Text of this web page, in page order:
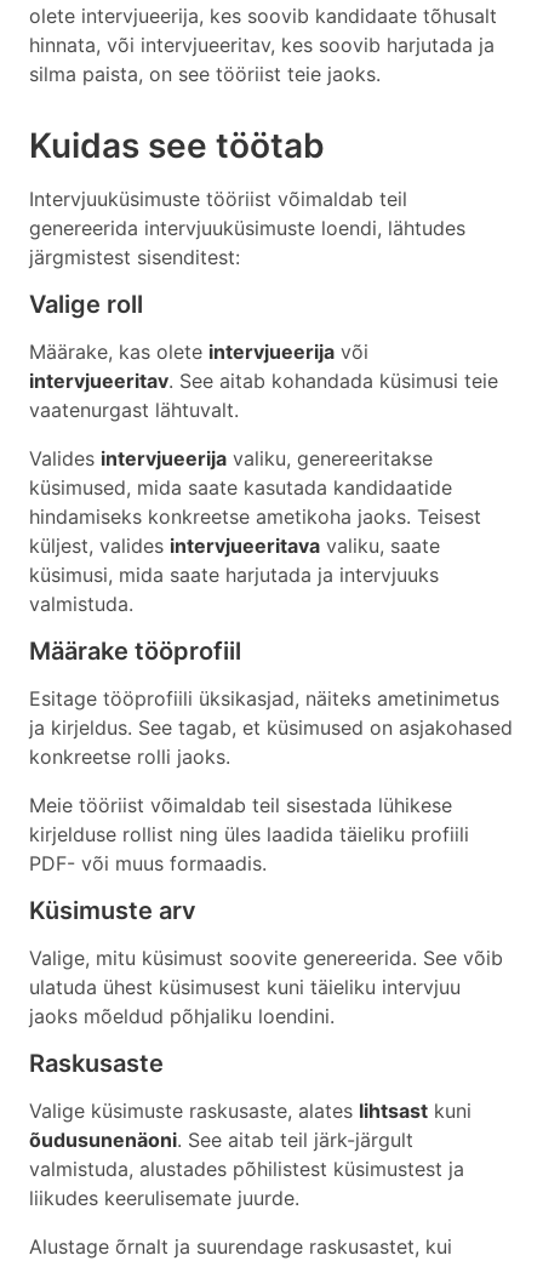
olete intervjueerija, kes soovib kandidaate tõhusalt
hinnata, või intervjueeritav, kes soovib harjutada ja
silma paista, on see tööriist teie jaoks.
Kuidas see töötab
Intervjuuküsimuste tööriist võimaldab teil
genereerida intervjuuküsimuste loendi, lähtudes
järgmistest sisenditest:
Valige roll
Määrake, kas olete intervjueerija või
intervjueeritav. See aitab kohandada küsimusi teie
vaatenurgast lähtuvalt.
Valides intervjueerija valiku, genereeritakse
küsimused, mida saate kasutada kandidaatide
hindamiseks konkreetse ametikoha jaoks. Teisest
küljest, valides intervjueeritava valiku, saate
küsimusi, mida saate harjutada ja intervjuuks
valmistuda.
Määrake tööprofiil
Esitage tööprofiili üksikasjad, näiteks ametinimetus
ja kirjeldus. See tagab, et küsimused on asjakohased
konkreetse rolli jaoks.
Meie tööriist võimaldab teil sisestada lühikese
kirjelduse rollist ning üles laadida täieliku profiili
PDF- või muus formaadis.
Küsimuste arv
Valige, mitu küsimust soovite genereerida. See võib
ulatuda ühest küsimusest kuni täieliku intervjuu
jaoks mõeldud põhjaliku loendini.
Raskusaste
Valige küsimuste raskusaste, alates lihtsast kuni
õudusunenäoni. See aitab teil järk-järgult
valmistuda, alustades põhilistest küsimustest ja
liikudes keerulisemate juurde.
Alustage õrnalt ja suurendage raskusastet, kui